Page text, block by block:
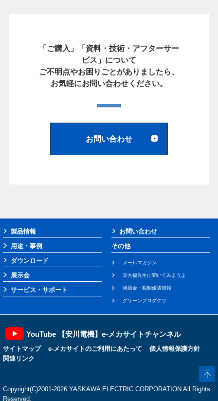
「ご購入」「資料・技術・アフターサー
ビス」について
ご不明点やお困りごとがありましたら、
お気軽にお問い合わせください。
お問い合わせ
製品情報
用途・事例
ダウンロード
展示会
サービス・サポート
お問い合わせ
その他
メールマガジン
豆大福先生に聞いてみようよ
補助金・税制優遇情報
グリーンプロダクツ
YouTube 【安川電機】e-メカサイトチャンネル
サイトマップ e-メカサイトのご利用にあたって
個人情報保護方針
関連リンク
Copyright(C)2001‐2026 YASKAWA ELECTRIC CORPORATION All Rights
Reserved.